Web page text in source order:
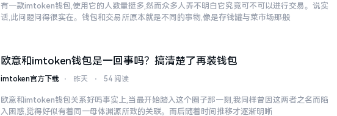
有一款imtoken钱包,使用它的人数量挺多,然而众多人弄不明白它究竟可不可以进行交易。说实
话,此问题问得很实在。钱包和交易所原本就是不同的事物,像是存钱罐与菜市场那般
欧意和imtoken钱包是一回事吗？搞清楚了再装钱包
imtoken官方下载 ⋅ 昨天 ⋅ 54 阅读
欧意和imtoken钱包关系好吗事实上,当最开始踏入这个圈子那一刻,我同样曾因这两者之名而陷
入困惑,觉得好似有着同一母体渊源所致的关联。而后随着时间推移才逐渐明晰